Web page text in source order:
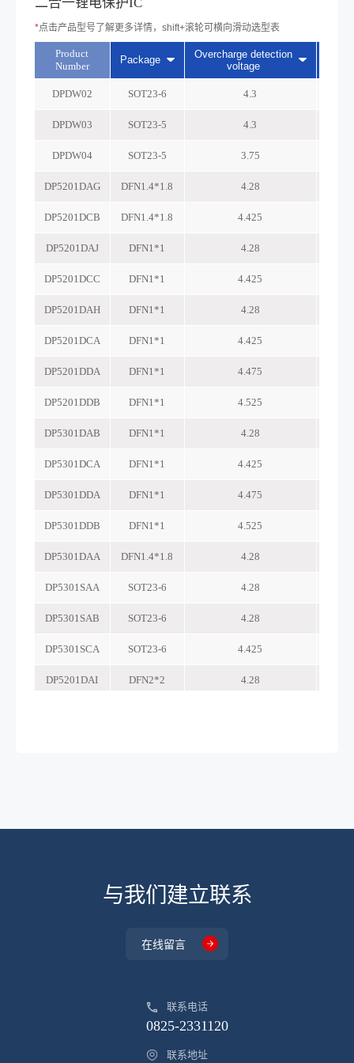
*点击产品型号了解更多详情，shift+滚轮可横向滑动选型表
Product
Number
Package
Overcharge detection
voltage
DPDW02 SOT23-6 4.3
DPDW03 SOT23-5 4.3
DPDW04 SOT23-5 3.75
DP5201DAG DFN1.4*1.8 4.28
DP5201DCB DFN1.4*1.8 4.425
DP5201DAJ DFN1*1 4.28
DP5201DCC DFN1*1 4.425
DP5201DAH DFN1*1 4.28
DP5201DCA DFN1*1 4.425
DP5201DDA DFN1*1 4.475
DP5201DDB DFN1*1 4.525
DP5301DAB DFN1*1 4.28
DP5301DCA DFN1*1 4.425
DP5301DDA DFN1*1 4.475
DP5301DDB DFN1*1 4.525
DP5301DAA DFN1.4*1.8 4.28
DP5301SAA SOT23-6 4.28
DP5301SAB SOT23-6 4.28
DP5301SCA SOT23-6 4.425
DP5201DAI DFN2*2 4.28
与我们建立联系
在线留言
联系电话
0825-2331120
联系地址